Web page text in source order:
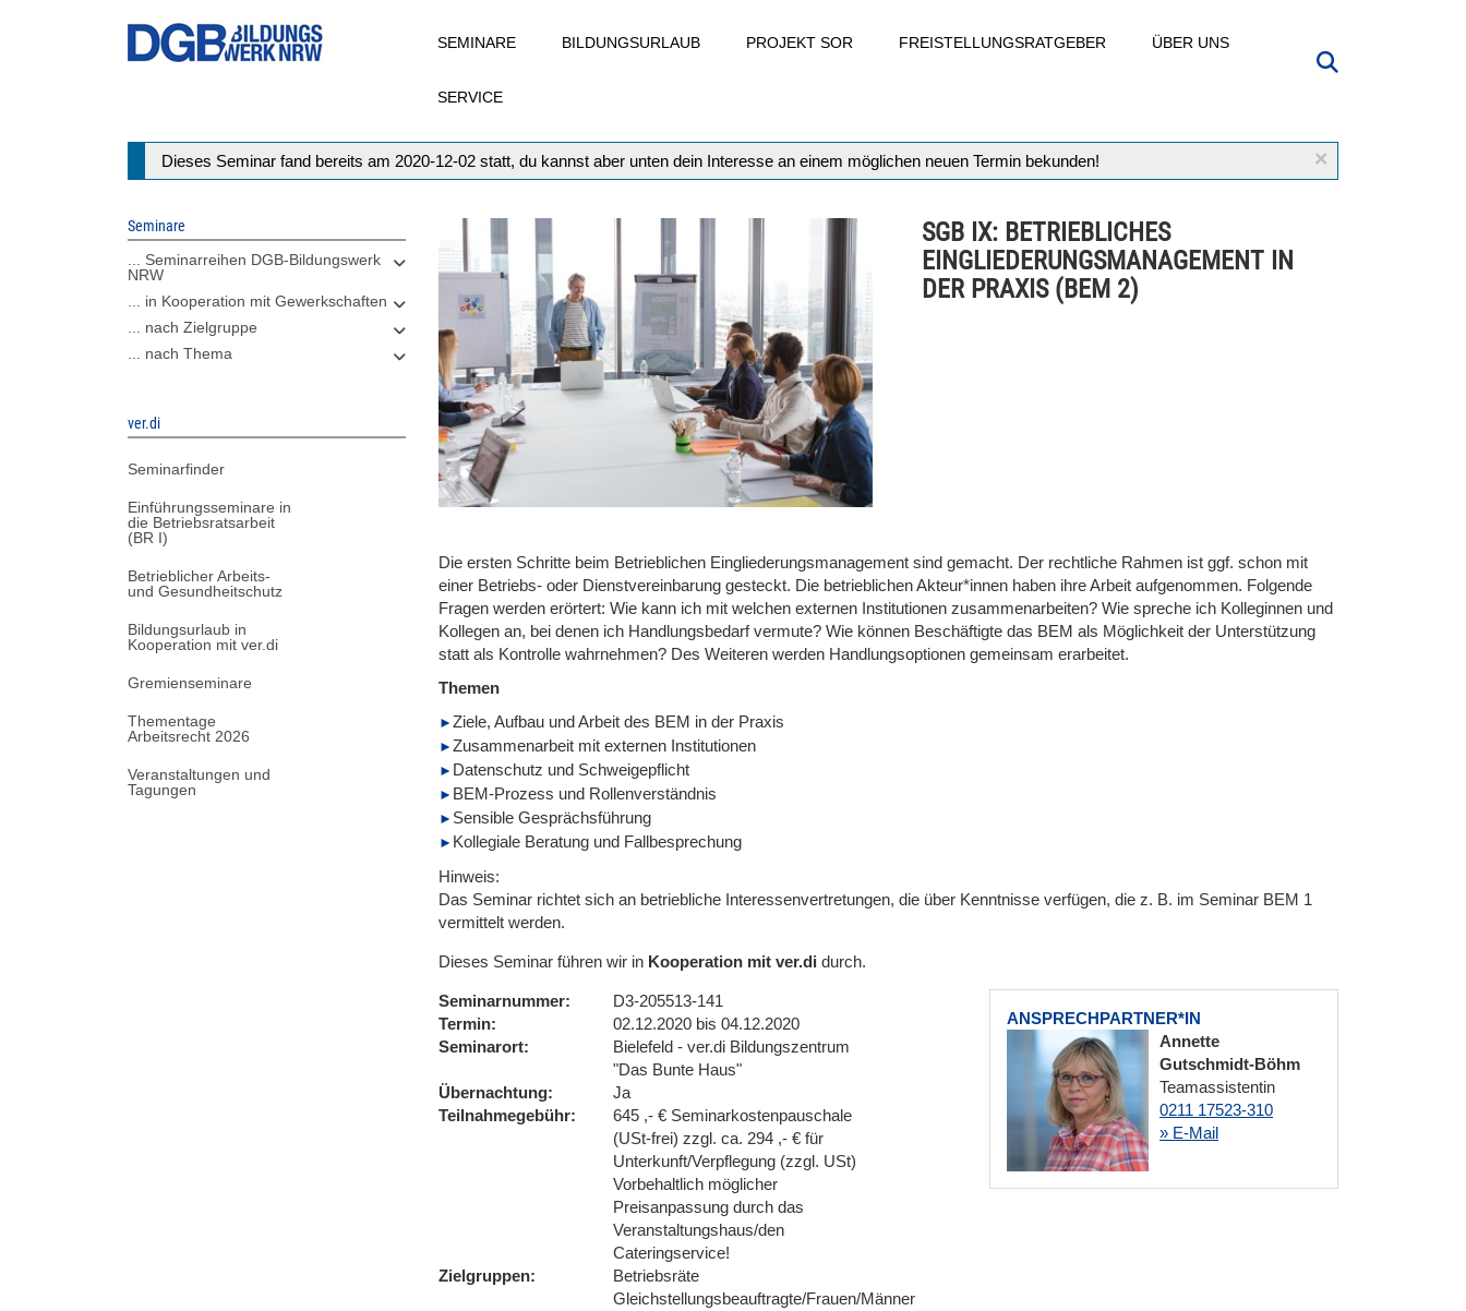
SEMINARE BILDUNGSURLAUB PROJEKT SOR FREISTELLUNGSRATGEBER ÜBER UNS
SERVICE
×
Statusmeldung
Dieses Seminar fand bereits am 2020-12-02 statt, du kannst aber unten dein Interesse an einem möglichen neuen Termin bekunden!
Seminare
... Seminarreihen DGB-Bildungswerk
NRW
... in Kooperation mit Gewerkschaften
... nach Zielgruppe
... nach Thema
ver.di
Seminarfinder
Einführungsseminare in
die Betriebsratsarbeit
(BR I)
Betrieblicher Arbeits-
und Gesundheitschutz
Bildungsurlaub in
Kooperation mit ver.di
Gremienseminare
Thementage
Arbeitsrecht 2026
Veranstaltungen und
Tagungen
SGB IX: BETRIEBLICHES
EINGLIEDERUNGSMANAGEMENT IN
DER PRAXIS (BEM 2)
Die ersten Schritte beim Betrieblichen Eingliederungsmanagement sind gemacht. Der rechtliche Rahmen ist ggf. schon mit
einer Betriebs- oder Dienstvereinbarung gesteckt. Die betrieblichen Akteur*innen haben ihre Arbeit aufgenommen. Folgende
Fragen werden erörtert: Wie kann ich mit welchen externen Institutionen zusammenarbeiten? Wie spreche ich Kolleginnen und
Kollegen an, bei denen ich Handlungsbedarf vermute? Wie können Beschäftigte das BEM als Möglichkeit der Unterstützung
statt als Kontrolle wahrnehmen? Des Weiteren werden Handlungsoptionen gemeinsam erarbeitet.
Themen
Ziele, Aufbau und Arbeit des BEM in der Praxis
Zusammenarbeit mit externen Institutionen
Datenschutz und Schweigepflicht
BEM-Prozess und Rollenverständnis
Sensible Gesprächsführung
Kollegiale Beratung und Fallbesprechung
Hinweis:
Das Seminar richtet sich an betriebliche Interessenvertretungen, die über Kenntnisse verfügen, die z. B. im Seminar BEM 1
vermittelt werden.
Dieses Seminar führen wir in Kooperation mit ver.di durch.
ANSPRECHPARTNER*IN
Annette
Gutschmidt-Böhm
Teamassistentin
0211 17523-310
» E-Mail
Seminarnummer
D3-205513-141
Termin
02.12.2020 bis 04.12.2020
Seminarort
Bielefeld - ver.di Bildungszentrum
"Das Bunte Haus"
Übernachtung
Ja
Teilnahmegebühr
645 ,- € Seminarkostenpauschale
(USt-frei) zzgl. ca. 294 ,- € für
Unterkunft/Verpflegung (zzgl. USt)
Vorbehaltlich möglicher
Preisanpassung durch das
Veranstaltungshaus/den
Cateringservice!
Zielgruppen
Betriebsräte
Gleichstellungsbeauftragte/Frauen/Männer